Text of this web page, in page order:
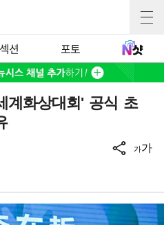
섹션 포토
계화상대회' 공식 초
가가